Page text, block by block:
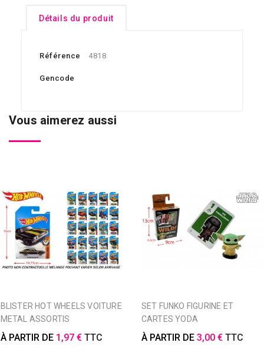
Détails du produit
Référence 4818
Gencode
Vous aimerez aussi
BLISTER HOT WHEELS VOITURE
METAL ASSORTIS
À PARTIR DE 1,97 € TTC
SET FUNKO FIGURINE ET
CARTES YODA
À PARTIR DE 3,00 € TTC